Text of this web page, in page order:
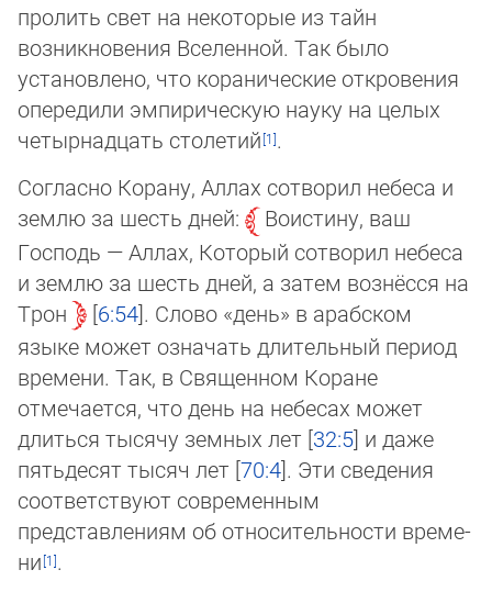
пролить свет на некоторые из тайн
возникновения Вселенной. Так было
установлено, что коранические от­кро­ве­ния
опередили эмпирическую науку на целых
четырнадцать столетий
.
Согласно Корану, Аллах сотворил небеса и
землю за шесть дней:
Воистину, ваш
Господь — Аллах, Который сотворил не­бе­са
и землю за шесть дней, а затем вознёсся на
Трон
6:54 . Слово «день» в арабском
языке может означать дли­тель­ный период
времени. Так, в Священном Коране
отмечается, что день на небесах может
длиться тысячу земных лет [32:5] и даже
пятьдесят тысяч лет [70:4]. Эти сведения
соответствуют современным
представлениям об относительности вре­ме­
ни
.